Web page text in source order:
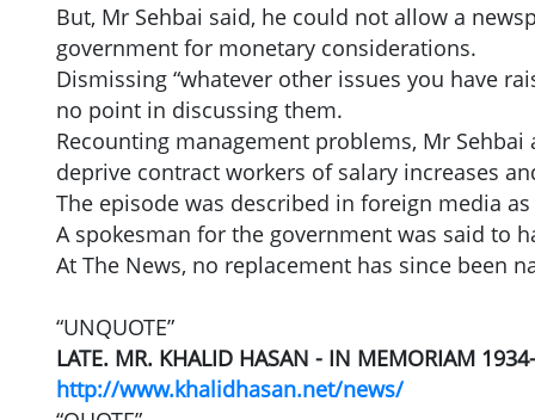
But, Mr Sehbai said, he could not allow a
government for monetary considerations.
Dismissing “whatever other issues you have
no point in discussing them.
Recounting management problems, Mr
deprive contract workers of salary increases
The episode was described in foreign media
A spokesman for the government was said to
At The News, no replacement has since been
“UNQUOTE”
LATE. MR. KHALID HASAN - IN MEMORIAM
http://www.khalidhasan.net/news/